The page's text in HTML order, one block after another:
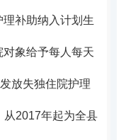
补助纳入计划生
象给予每人每天
放失独住院护理
从2017年起为全县